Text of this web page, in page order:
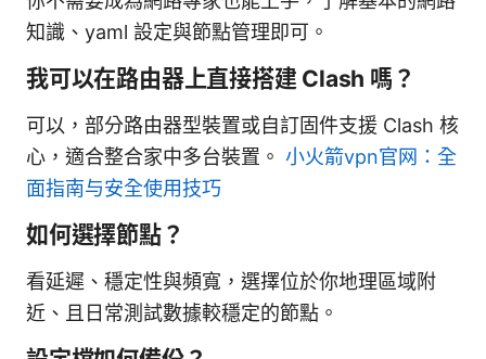
知識、yaml 設定與節點管理即可。
我可以在路由器上直接搭建 Clash 嗎？
可以，部分路由器型裝置或自訂固件支援 Clash 核
心，適合整合家中多台裝置。 小火箭vpn官网：全
面指南与安全使用技巧
如何選擇節點？
看延遲、穩定性與頻寬，選擇位於你地理區域附
近、且日常測試數據較穩定的節點。